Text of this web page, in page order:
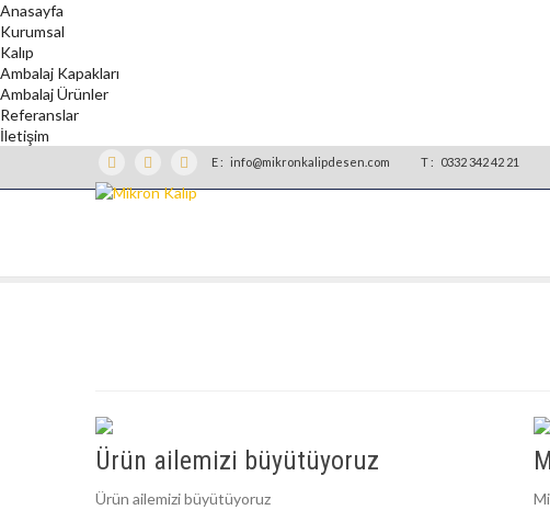
Anasayfa
Kurumsal
Kalıp
Ambalaj Kapakları
Ambalaj Ürünler
Referanslar
İletişim
E : info@mikronkalipdesen.com T : 0332 342 42 21
Ürün ailemizi büyütüyoruz
Ürün ailemizi büyütüyoruz